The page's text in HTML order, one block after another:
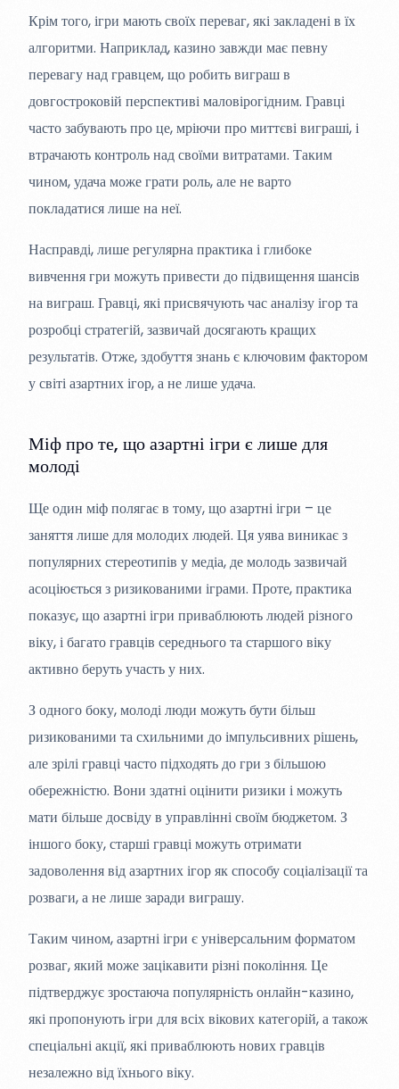
Крім того, ігри мають своїх переваг, які закладені в їх
алгоритми. Наприклад, казино завжди має певну
перевагу над гравцем, що робить виграш в
довгостроковій перспективі маловірогідним. Гравці
часто забувають про це, мріючи про миттєві виграші, і
втрачають контроль над своїми витратами. Таким
чином, удача може грати роль, але не варто
покладатися лише на неї.
Насправді, лише регулярна практика і глибоке
вивчення гри можуть привести до підвищення шансів
на виграш. Гравці, які присвячують час аналізу ігор та
розробці стратегій, зазвичай досягають кращих
результатів. Отже, здобуття знань є ключовим фактором
у світі азартних ігор, а не лише удача.
Міф про те, що азартні ігри є лише для
молоді
Ще один міф полягає в тому, що азартні ігри – це
заняття лише для молодих людей. Ця уява виникає з
популярних стереотипів у медіа, де молодь зазвичай
асоціюється з ризикованими іграми. Проте, практика
показує, що азартні ігри приваблюють людей різного
віку, і багато гравців середнього та старшого віку
активно беруть участь у них.
З одного боку, молоді люди можуть бути більш
ризикованими та схильними до імпульсивних рішень,
але зрілі гравці часто підходять до гри з більшою
обережністю. Вони здатні оцінити ризики і можуть
мати більше досвіду в управлінні своїм бюджетом. З
іншого боку, старші гравці можуть отримати
задоволення від азартних ігор як способу соціалізації та
розваги, а не лише заради виграшу.
Таким чином, азартні ігри є універсальним форматом
розваг, який може зацікавити різні покоління. Це
підтверджує зростаюча популярність онлайн-казино,
які пропонують ігри для всіх вікових категорій, а також
спеціальні акції, які приваблюють нових гравців
незалежно від їхнього віку.